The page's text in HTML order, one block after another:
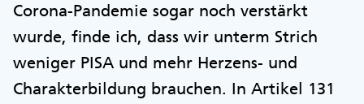
Corona-Pandemie sogar noch verstärkt
wurde, finde ich, dass wir unterm Strich
weniger PISA und mehr Herzens- und
Charakterbildung brauchen. In Artikel 131